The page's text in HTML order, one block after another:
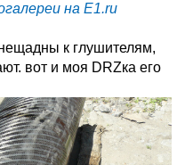
на E1.ru
к глушителям,
вот и моя DRZка его